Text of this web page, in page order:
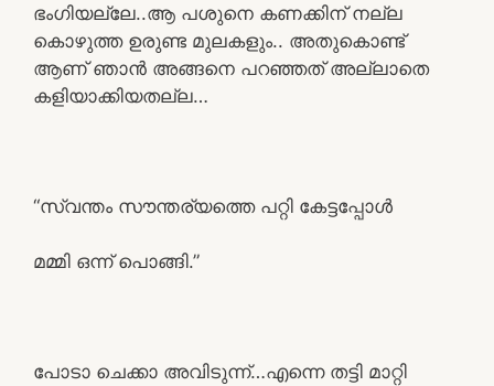
ഭംഗിയല്ലേ..ആ പശുനെ കണക്കിന് നല്ല
കൊഴുത്ത ഉരുണ്ട മുലകളും.. അതുകൊണ്ട്
ആണ് ഞാൻ അങ്ങനെ പറഞ്ഞത് അല്ലാതെ
കളിയാക്കിയതല്ല…
“സ്വന്തം സൗന്തര്യത്തെ പറ്റി കേട്ടപ്പോൾ
മമ്മി ഒന്ന് പൊങ്ങി.”
പോടാ ചെക്കാ അവിടുന്ന്…എന്നെ തട്ടി മാറ്റി